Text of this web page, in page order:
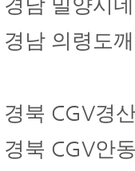
경남 밀양시
경남 의령도
경북 CGV경
경북 CGV안